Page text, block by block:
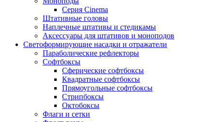
Серия Cinema
Штативные головы
Наплечные штативы и стедикамы
Аксессуары для штативов и моноподов
Светоформирующие насадки и отражатели
Параболические рефлекторы
Софтбоксы
Сферические софтбоксы
Квадратные софтбоксы
Прямоугольные софтбоксы
Стрипбоксы
Октобоксы
Флаги и сетки